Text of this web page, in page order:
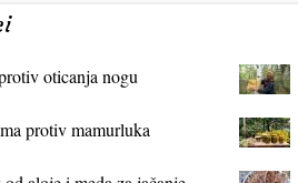
oticanja nogu
protiv mamurluka